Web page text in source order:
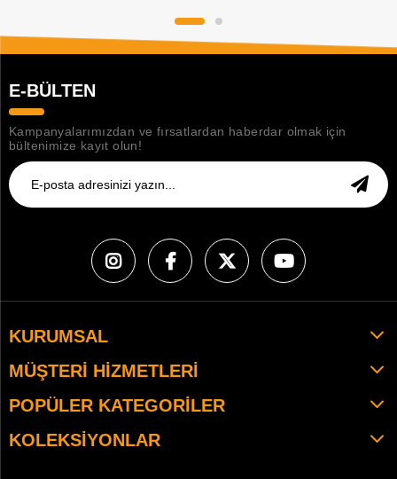
E-BÜLTEN
Kampanyalarımızdan ve fırsatlardan haberdar olmak için
bültenimize kayıt olun!
KURUMSAL
MÜŞTERI HIZMETLERI
POPÜLER KATEGORILER
KOLEKSIYONLAR